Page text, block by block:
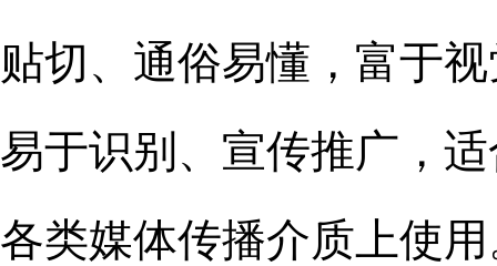
贴切、通俗易懂，富于
易于识别、宣传推广，
各类媒体传播介质上使